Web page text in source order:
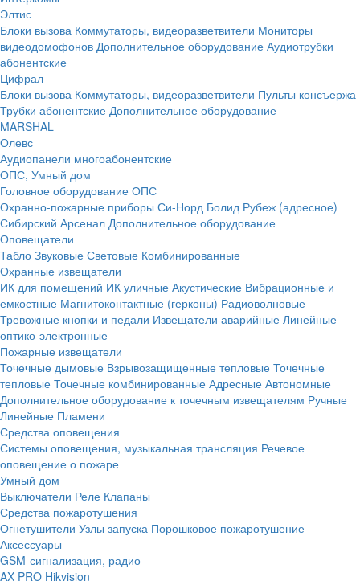
Элтис
Блоки вызова Коммутаторы, видеоразветвители Мониторы
видеодомофонов Дополнительное оборудование Аудиотрубки
абонентские
Цифрал
Блоки вызова Коммутаторы, видеоразветвители Пульты консъержа
Трубки абонентские Дополнительное оборудование
MARSHAL
Олевс
Аудиопанели многоабонентские
ОПС, Умный дом
Головное оборудование ОПС
Охранно-пожарные приборы Си-Норд Болид Рубеж (адресное)
Сибирский Арсенал Дополнительное оборудование
Оповещатели
Табло Звуковые Световые Комбинированные
Охранные извещатели
ИК для помещений ИК уличные Акустические Вибрационные и
емкостные Магнитоконтактные (герконы) Радиоволновые
Тревожные кнопки и педали Извещатели аварийные Линейные
оптико-электронные
Пожарные извещатели
Точечные дымовые Взрывозащищенные тепловые Точечные
тепловые Точечные комбинированные Адресные Автономные
Дополнительное оборудование к точечным извещателям Ручные
Линейные Пламени
Средства оповещения
Системы оповещения, музыкальная трансляция Речевое
оповещение о пожаре
Умный дом
Выключатели Реле Клапаны
Средства пожаротушения
Огнетушители Узлы запуска Порошковое пожаротушение
Аксессуары
GSM-сигнализация, радио
AX PRO Hikvision